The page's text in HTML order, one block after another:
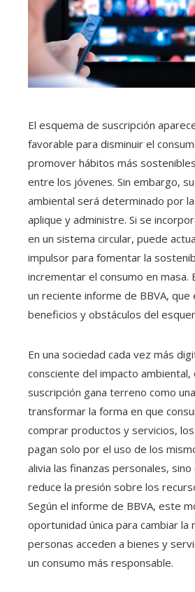
El esquema de suscripción
favorable para disminuir el
promover hábitos más
entre los jóvenes. Sin embargo,
ambiental será determinado por
aplique y administre. Si se
en un sistema circular, puede
impulsor para fomentar la
incrementar el consumo en masa.
un reciente informe de BBVA, que
beneficios y obstáculos del
En una sociedad cada vez más
consciente del impacto ambiental,
suscripción gana terreno como
transformar la forma en que
comprar productos y servicios,
pagan solo por el uso de los
alivia las finanzas personales,
reduce la presión sobre los
Según el informe de BBVA, este
oportunidad única para cambiar la
personas acceden a bienes y
un consumo más responsable.